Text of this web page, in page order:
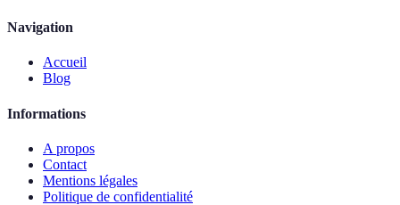
Navigation
Accueil
Blog
Informations
A propos
Contact
Mentions légales
Politique de confidentialité